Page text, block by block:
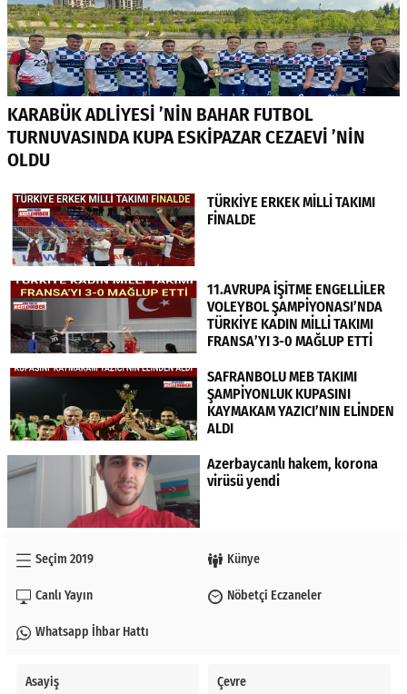
KARABÜK ADLİYESİ ’NİN BAHAR FUTBOL
TURNUVASINDA KUPA ESKİPAZAR CEZAEVİ ’NİN
OLDU
TÜRKİYE ERKEK MİLLİ TAKIMI
FİNALDE
11.AVRUPA İŞİTME ENGELLİLER
VOLEYBOL ŞAMPİYONASI’NDA
TÜRKİYE KADIN MİLLİ TAKIMI
FRANSA’YI 3-0 MAĞLUP ETTİ
SAFRANBOLU MEB TAKIMI
ŞAMPİYONLUK KUPASINI
KAYMAKAM YAZICI’NIN ELİNDEN
ALDI
Azerbaycanlı hakem, korona
virüsü yendi
Seçim 2019 Künye
Canlı Yayın Nöbetçi Eczaneler
Whatsapp İhbar Hattı
Asayiş Çevre